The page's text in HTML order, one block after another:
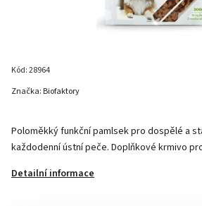
Kód:28964
Poloměkký funkční pamlsek pro dospělé a
každodenní ústní peče. Doplňkové krmivo
Detailní informace
Značka: Biofaktory